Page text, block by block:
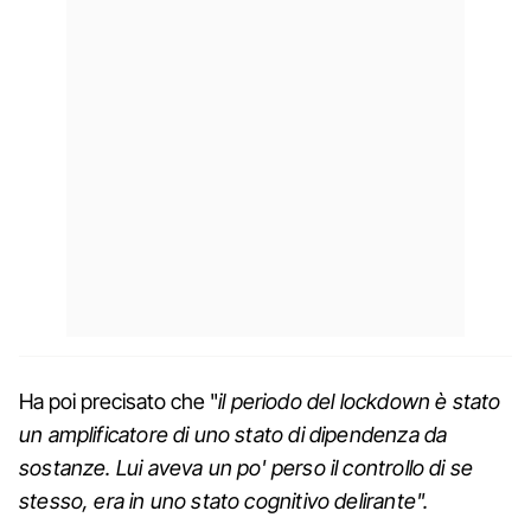
Ha poi precisato che "il periodo del lockdown è stato
un amplificatore di uno stato di dipendenza da
sostanze. Lui aveva un po' perso il controllo di se
stesso, era in uno stato cognitivo delirante".